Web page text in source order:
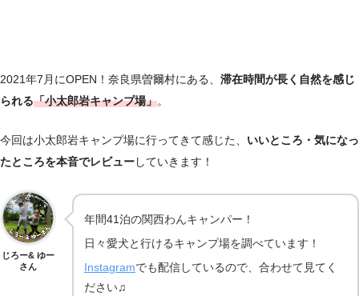
2021年7月にOPEN！奈良県曽爾村にある、 滞在時間が長く自然を感じ
られる「小太郎岩キャンプ場」。
今回は小太郎岩キャンプ場に行ってきて感じた、 いいところ・気になっ
たところを本音でレビューしていきます！
じろー& ゆー
さん
年間41泊の関西わんキャンパー！
日々愛犬と行けるキャンプ場を調べています！
Instagramでも配信しているので、合わせて見てく
ださい♫